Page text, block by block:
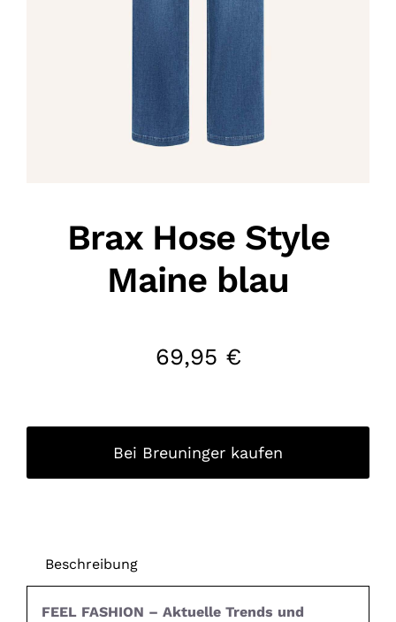
Brax Hose Style
Maine blau
69,95 €
Bei Breuninger kaufen
Beschreibung
FEEL FASHION – Aktuelle Trends und